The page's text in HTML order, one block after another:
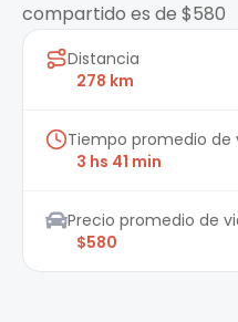
compartido es de $580
Distancia
278 km
Tiempo promedio de
3 hs 41 min
Precio promedio de
$580